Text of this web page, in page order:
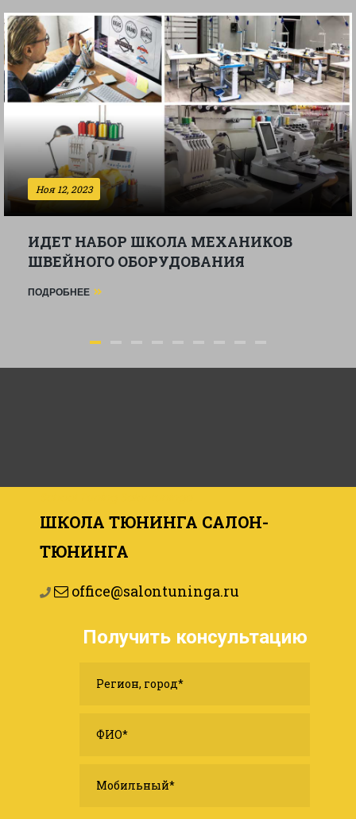
Ноя 12, 2023
ИДЕТ НАБОР ШКОЛА МЕХАНИКОВ
ШВЕЙНОГО ОБОРУДОВАНИЯ
ПОДРОБНЕЕ
ШКОЛА ТЮНИНГА САЛОН-
ТЮНИНГА
office@salontuninga.ru
Получить консультацию